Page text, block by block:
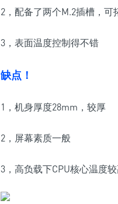
2，配备了两个M.2插槽，可
3，表面温度控制得不错
缺点！
1，机身厚度28mm，较厚
2，屏幕素质一般
3，高负载下CPU核心温度